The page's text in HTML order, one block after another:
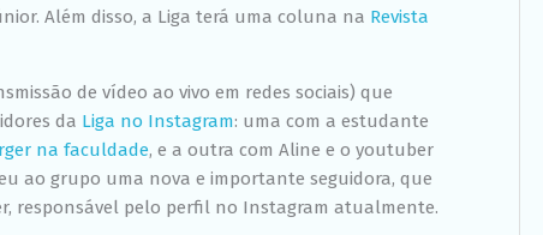
Além disso, a Liga terá uma coluna na Revista
de vídeo ao vivo em redes sociais) que
da Liga no Instagram: uma com a estudante
na faculdade, e a outra com Aline e o youtuber
ao grupo uma nova e importante seguidora, que
responsável pelo perfil no Instagram atualmente.